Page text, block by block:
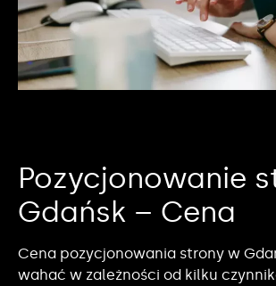
Pozycjonowanie
Gdańsk – Cena
Cena pozycjonowania strony w
wahać w zależności od kilku